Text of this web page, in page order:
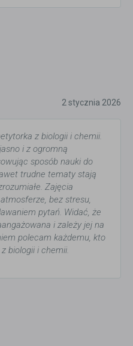
2 stycznia 2026
z biologii i chemii.
i z ogromną
sposób nauki do
trudne tematy stają
Zajęcia
bez stresu,
pytań. Widać, że
i zależy jej na
polecam każdemu, kto
biologii i chemii.